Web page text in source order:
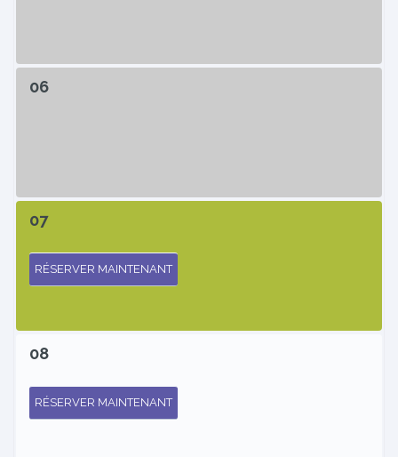
06
07
RÉSERVER MAINTENANT
08
RÉSERVER MAINTENANT